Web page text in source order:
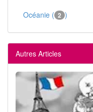
Océanie ( 2 )
Autres Articles